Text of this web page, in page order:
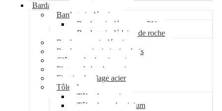
Bardage
Bardage isolé acier
Bardage isolé mousse PU
Bardage isolé laine de roche
Bardage non isolé acier
Bardage acier imitation bois
Clôture de chantier acier
Plateau de bardage acier
Fixation bardage acier
Tôle plane
Tôle plane acier
Tôle plane aluminium